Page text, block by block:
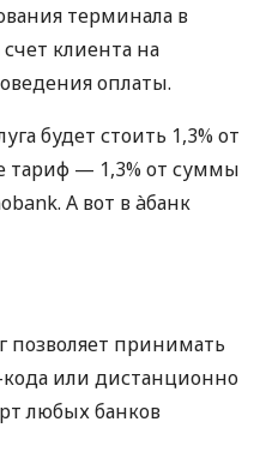
терминала в
клиента на
оплаты.
будет стоить 1,3% от
тариф — 1,3% от суммы
А вот в àбанк
позволяет принимать
или дистанционно
любых банков